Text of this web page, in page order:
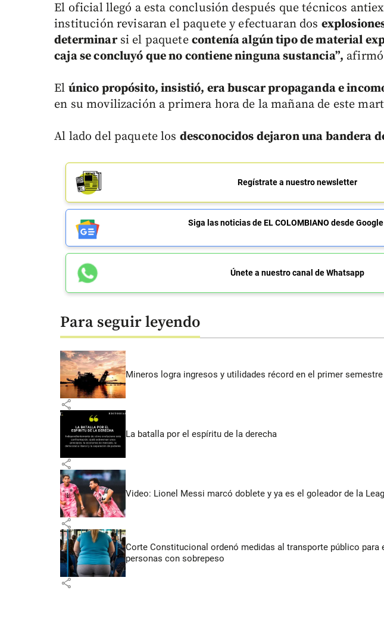
El oficial llegó a esta conclusión después que técnicos
institución revisaran el paquete y efectuaran dos
determinarsi el paquete contenía algún tipo de material
caja se concluyó que no contiene ninguna sustancia”,
El único propósito, insistió, era buscar propaganda e
en su movilización a primera hora de la mañana de este
Al lado del paquete los desconocidos dejaron una bandera
Regístrate a nuestro newsletter
Siga las noticias de EL COLOMBIANO desde
Únete a nuestro canal de Whatsapp
Para seguir leyendo
Mineros logra ingresos y utilidades récord en el primer
share
La batalla por el espíritu de la derecha
share
Video: Lionel Messi marcó doblete y ya es el goleador de la
share
Corte Constitucional ordenó medidas al transporte público para
personas con sobrepeso
share